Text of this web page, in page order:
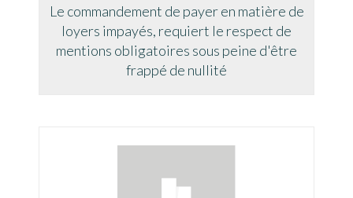
Le commandement de payer en matière de
loyers impayés, requiert le respect de
mentions obligatoires sous peine d'être
frappé de nullité